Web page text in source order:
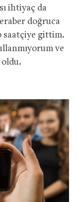
ihtiyaç da
doğruca
saatçiye gittim.
ve
oldu.